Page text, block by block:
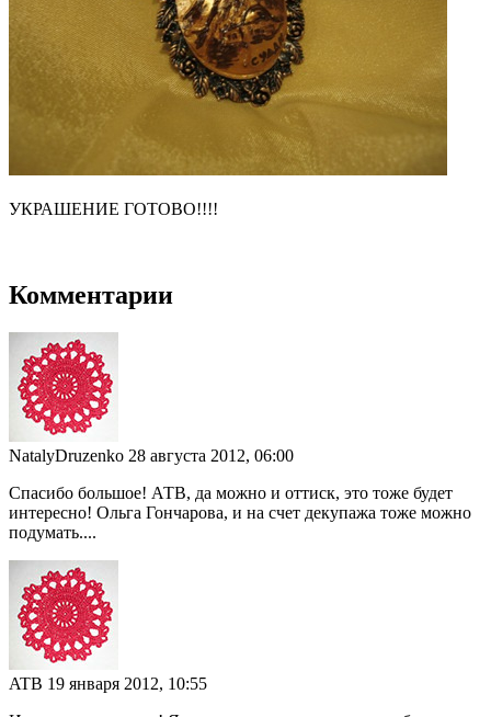
УКРАШЕНИЕ ГОТОВО!!!!
Комментарии
NatalyDruzenko 28 августа 2012, 06:00
Спасибо большое! АТВ, да можно и оттиск, это тоже будет
интересно! Ольга Гончарова, и на счет декупажа тоже можно
подумать....
ATB 19 января 2012, 10:55